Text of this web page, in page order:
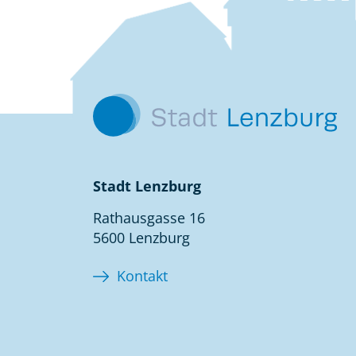
Kontakt
Stadt Lenzburg
Rathausgasse 16
5600 Lenzburg
Kontakt